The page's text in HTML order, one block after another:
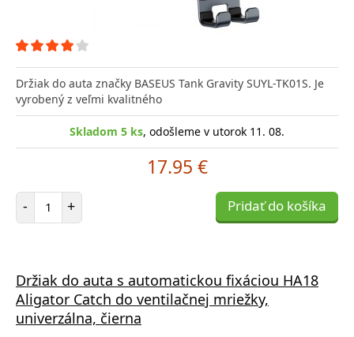
Držiak do auta značky BASEUS Tank Gravity SUYL-TK01S. Je
vyrobený z veľmi kvalitného
Skladom 5 ks, odošleme v utorok 11. 08.
17.95 €
- Počet položiek
+ Pridať do košíka
Držiak do auta s automatickou fixáciou HA18
Aligator Catch do ventilačnej mriežky,
univerzálna, čierna